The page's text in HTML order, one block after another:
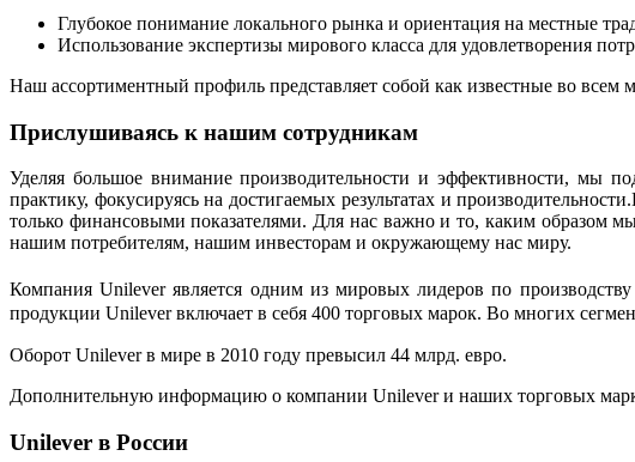
Глубокое понимание локального рынка и ориентация на местные
Использование экспертизы мирового класса для
Наш ассортиментный профиль представляет собой как известные во всем
Прислушиваясь к нашим сотрудникам
Уделяя большое внимание производительности и эффективности, мы
практику, фокусируясь на достигаемых результатах и
только финансовыми показателями. Для нас важно и то, каким образом
нашим потребителям, нашим инвесторам и окружающему нас миру.
Компания Unilever является одним из мировых лидеров по
продукции Unilever включает в себя 400 торговых марок. Во многих
Оборот Unilever в мире в 2010 году превысил 44 млрд. евро.
Дополнительную информацию о компании Unilever и наших торговых
Unilever в России